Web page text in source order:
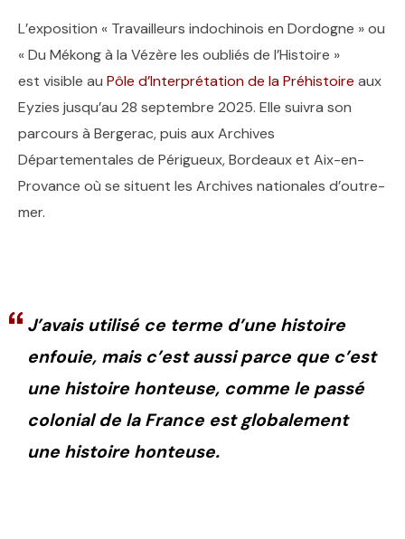
L’exposition « Travailleurs indochinois en Dordogne » ou
« Du Mékong à la Vézère les oubliés de l’Histoire »
est visible au Pôle d’Interprétation de la Préhistoire aux
Eyzies jusqu’au 28 septembre 2025. Elle suivra son
parcours à Bergerac, puis aux Archives
Départementales de Périgueux, Bordeaux et Aix-en-
Provance où se situent les Archives nationales d’outre-
mer.
J’avais utilisé ce terme d’une histoire
enfouie, mais c’est aussi parce que c’est
une histoire honteuse, comme le passé
colonial de la France est globalement
une histoire honteuse.